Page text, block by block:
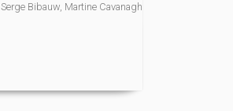
Serge Bibauw, Martine Cavanagh